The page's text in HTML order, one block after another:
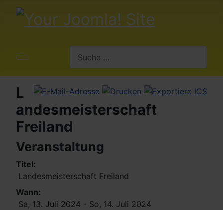
L
andesmeisterschaft
Freiland
Veranstaltung
Titel:
Landesmeisterschaft Freiland
Wann:
Sa, 13. Juli 2024 - So, 14. Juli 2024